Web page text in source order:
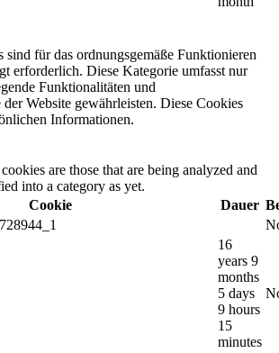
für das ordnungsgemäße Funktionieren
erforderlich. Diese Kategorie umfasst nur
Funktionalitäten und
der Website gewährleisten. Diese Cookies
Informationen.
are those that are being analyzed and
into a category as yet.
Cookie
Dauer
16
years 9
months
5 days
9 hours
15
minutes